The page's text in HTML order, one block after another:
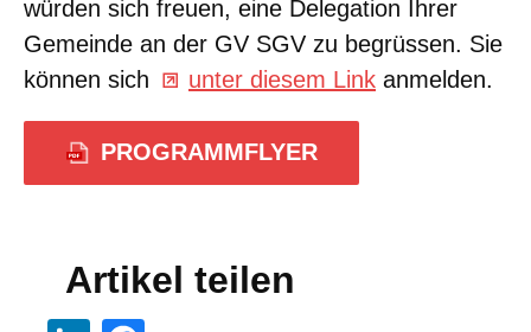
würden sich freuen, eine Delegation Ihrer
Gemeinde an der GV SGV zu begrüssen. Sie
können sich
unter diesem Link anmelden.
PROGRAMMFLYER
Artikel teilen